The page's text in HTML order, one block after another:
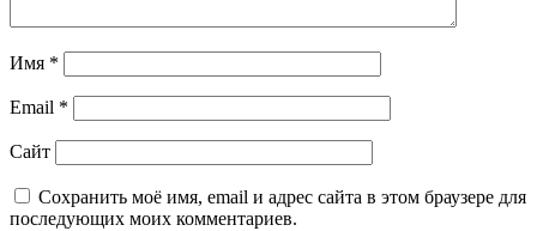
Имя *
Email *
Сайт
Сохранить моё имя, email и адрес сайта в этом браузере для
последующих моих комментариев.